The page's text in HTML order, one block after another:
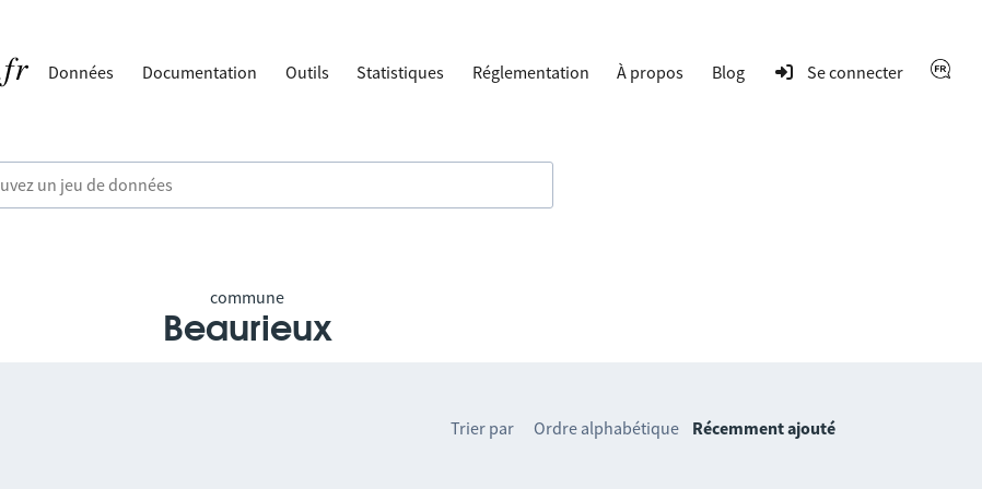
Données Documentation Outils Statistiques Réglementation À propos Blog Se connecter
commune
Beaurieux
Trier par Ordre alphabétique Récemment ajouté